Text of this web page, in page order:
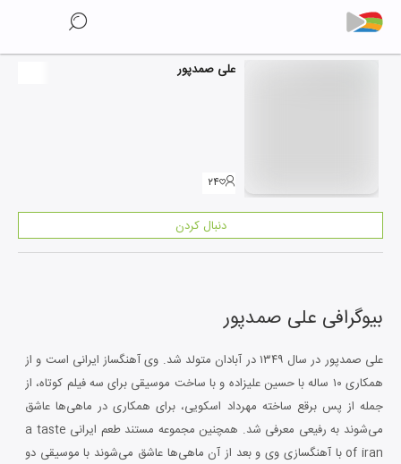
علی صمدپور
۲۴
دنبال کردن
بیوگرافی علی صمدپور
علی صمدپور در سال ۱۳۴۹ در آبادان متولد شد. وی آهنگساز ایرانی است و از
همکاری ۱۰ ساله با حسین علیزاده و با ساخت موسیقی برای سه فیلم کوتاه، از
جمله از پس برقع ساخته مهرداد اسکویی، برای همکاری در ماهی‌ها عاشق
می‌شوند به رفیعی معرفی شد. همچنین مجموعه مستند طعم ایرانی a taste
of iran با آهنگسازی وی و بعد از آن ماهی‌ها عاشق می‌شوند با موسیقی دو